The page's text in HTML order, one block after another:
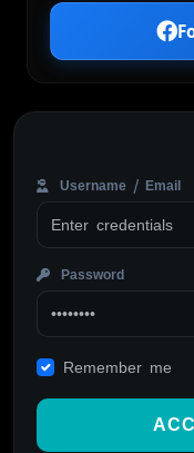
Username / Email
Password
Remember me